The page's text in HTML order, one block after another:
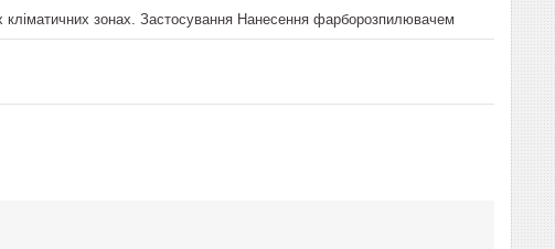
кліматичних зонах. Застосування Нанесення фарборозпилювачем